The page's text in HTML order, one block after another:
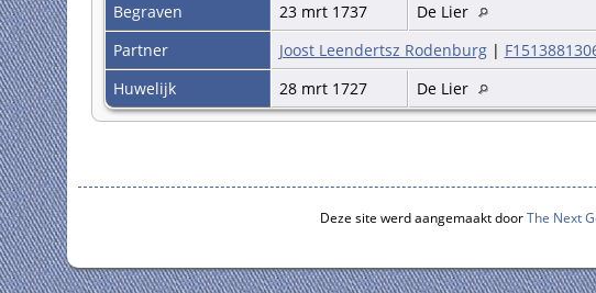
Begraven
23 mrt 1737
De Lier
Partner
Joost Leendertsz Rodenburg|
Huwelijk
28 mrt 1727 De Lier
Deze site werd aangemaakt doorThe Next